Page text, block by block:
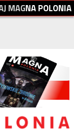
JMAGNAPOLONIA